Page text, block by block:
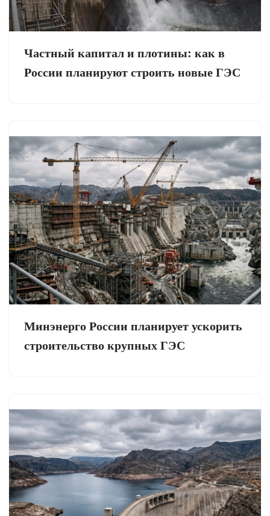
Частный капитал и плотины: как в
России планируют строить новые ГЭС
Минэнерго России планирует ускорить
строительство крупных ГЭС